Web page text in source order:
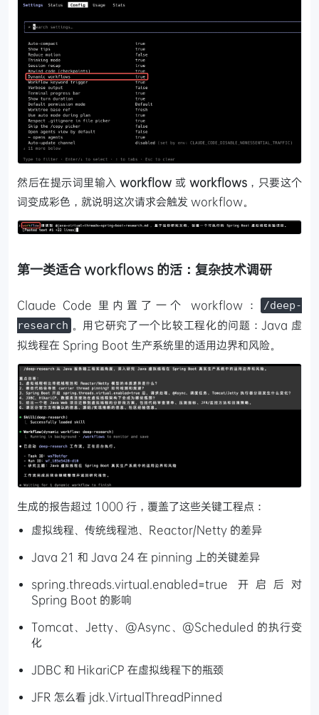
然后在提示词里输入 workflow 或 workflows，只要这个
词变成彩色，就说明这次请求会触发 workflow。
第一类适合 workflows 的活：复杂技术调研
Claude Code 里内置了一个 workflow：
/deep-
research 。用它研究了一个比较工程化的问题：Java 虚
拟线程在 Spring Boot 生产系统里的适用边界和风险。
生成的报告超过 1000 行，覆盖了这些关键工程点：
虚拟线程、传统线程池、Reactor/Netty 的差异
Java 21 和 Java 24 在 pinning 上的关键差异
spring.threads.virtual.enabled=true 开启后对
Spring Boot 的影响
Tomcat、Jetty、@Async、@Scheduled 的执行变
化
JDBC 和 HikariCP 在虚拟线程下的瓶颈
JFR 怎么看 jdk.VirtualThreadPinned